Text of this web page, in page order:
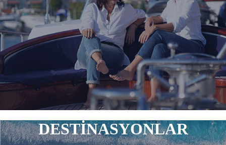
DESTİNASYONLAR